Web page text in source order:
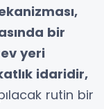
bir
yeri
idaridir,
rutin bir